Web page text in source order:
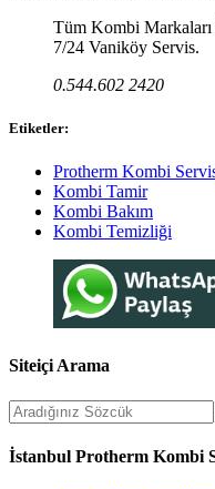
Tüm Kombi
7/24 Vaniköy Servis.
0.544.602 2420
Etiketler:
Protherm Kombi
Kombi Tamir
Kombi Bakım
Kombi Temizliği
Siteiçi Arama
İstanbul Protherm Kombi